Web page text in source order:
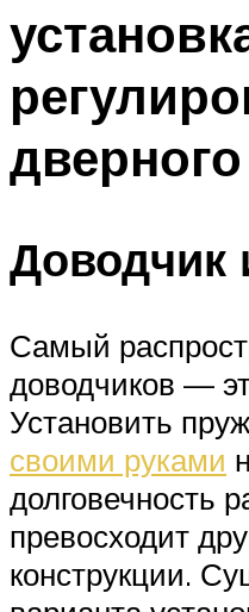
Меню
Доводчик
Самый
доводчиков —
Установить
своими руками
долговечность
превосходит
конструкции.